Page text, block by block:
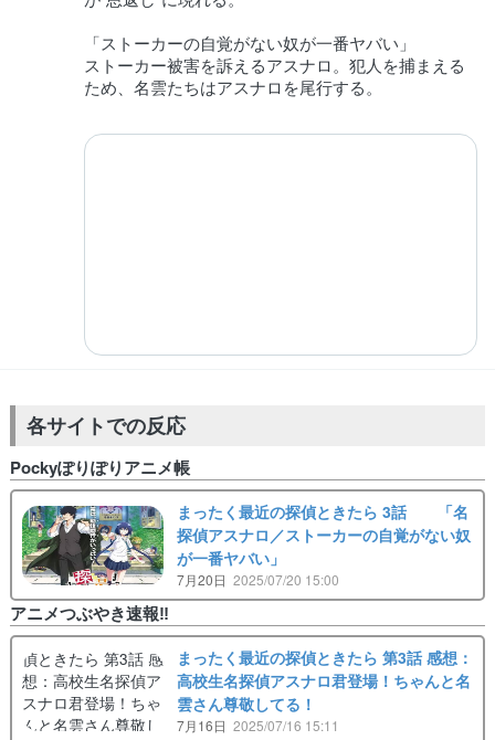
「ストーカーの自覚がない奴が一番ヤバい」
ストーカー被害を訴えるアスナロ。犯人を捕まえる
ため、名雲たちはアスナロを尾行する。
各サイトでの反応
Pockyぽりぽりアニメ帳
まったく最近の探偵ときたら 3話 「名
探偵アスナロ／ストーカーの自覚がない奴
が一番ヤバい」
7月20日 2025/07/20 15:00
アニメつぶやき速報‼︎
まったく最近の探偵ときたら 第3話 感想：
高校生名探偵アスナロ君登場！ちゃんと名
雲さん尊敬してる！
7月16日 2025/07/16 15:11